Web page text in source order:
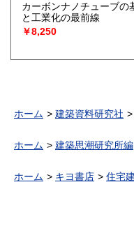
カーボンナノチューブの
と工業化の最前線
￥8,250
ホーム 建築資料研究社
ホーム 建築思潮研究所編
ホーム キヨ書店 住宅